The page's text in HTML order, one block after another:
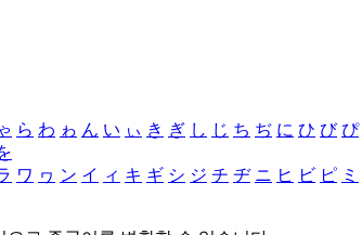
ら わ ゎ ん い ぃ き ぎ し じ ち ぢ に ひ び ぴ
ワ ヮ ン イ ィ キ ギ シ ジ チ ヂ ニ ヒ ビ ピ ミ